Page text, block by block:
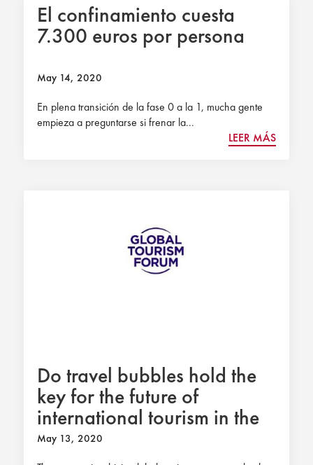
El confinamiento cuesta
7.300 euros por persona
May 14, 2020
En plena transición de la fase 0 a la 1, mucha gente
empieza a preguntarse si frenar la...
LEER MÁS
Do travel bubbles hold the
key for the future of
international tourism in the
Covid-19 era?
May 13, 2020